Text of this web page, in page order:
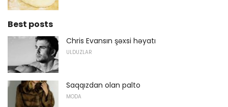
Best posts
Chris Evansın şəxsi həyatı
ULDUZLAR
Saqqızdan olan palto
MODA